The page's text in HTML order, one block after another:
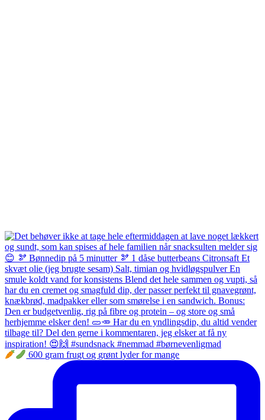
600 gram frugt og grønt lyder for mange